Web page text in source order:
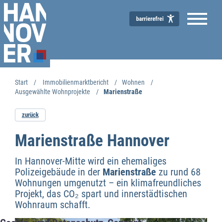
Start Immobilienmarktbericht
Wohnen
Ausgewählte Wohnprojekte
Marienstraße
zurück
Marienstraße Hannover
In Hannover-Mitte wird ein ehemaliges
Polizeigebäude in der Marienstraße zu rund 68
Wohnungen umgenutzt – ein klimafreundliches
Projekt, das CO₂ spart und innerstädtischen
Wohnraum schafft.